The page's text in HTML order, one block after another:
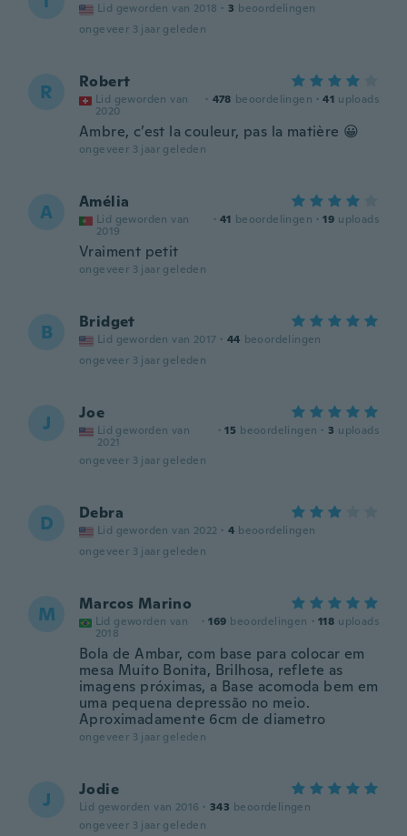
Lid geworden van 2018 · 3 beoordelingen
ongeveer 3 jaar geleden
R Robert
Lid geworden van
2020
· 478 beoordelingen · 41 uploads
Ambre, c’est la couleur, pas la matière 😀
ongeveer 3 jaar geleden
A Amélia
Lid geworden van
2019
· 41 beoordelingen · 19 uploads
Vraiment petit
ongeveer 3 jaar geleden
B Bridget
Lid geworden van 2017 · 44 beoordelingen
ongeveer 3 jaar geleden
J Joe
Lid geworden van
2021
· 15 beoordelingen · 3 uploads
ongeveer 3 jaar geleden
D Debra
Lid geworden van 2022 · 4 beoordelingen
ongeveer 3 jaar geleden
M Marcos Marino
Lid geworden van
2018
· 169 beoordelingen · 118 uploads
Bola de Ambar, com base para colocar em
mesa Muito Bonita, Brilhosa, reflete as
imagens próximas, a Base acomoda bem em
uma pequena depressão no meio.
Aproximadamente 6cm de diametro
ongeveer 3 jaar geleden
J Jodie
Lid geworden van 2016 · 343 beoordelingen
ongeveer 3 jaar geleden